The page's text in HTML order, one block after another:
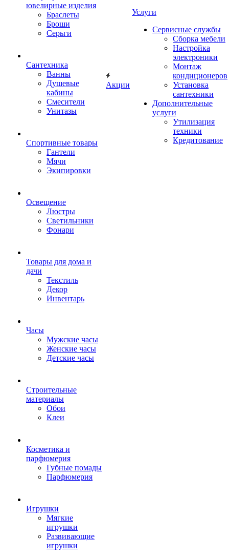
ювелирные изделия
Браслеты
Броши
Серьги
Сантехника
Ванны
Душевые
кабины
Смесители
Унитазы
Спортивные товары
Гантели
Мячи
Экипировки
Освещение
Люстры
Светильники
Фонари
Товары для дома и
дачи
Текстиль
Декор
Инвентарь
Часы
Мужские часы
Женские часы
Детские часы
Строительные
материалы
Обои
Клеи
Косметика и
парфюмерия
Губные помады
Парфюмерия
Игрушки
Мягкие
игрушки
Развивающие
игрушки
Акции
Услуги
Сервисные службы
Сборка мебели
Настройка
электроники
Монтаж
кондиционеров
Установка
сантехники
Дополнительные
услуги
Утилизация
техники
Кредитование